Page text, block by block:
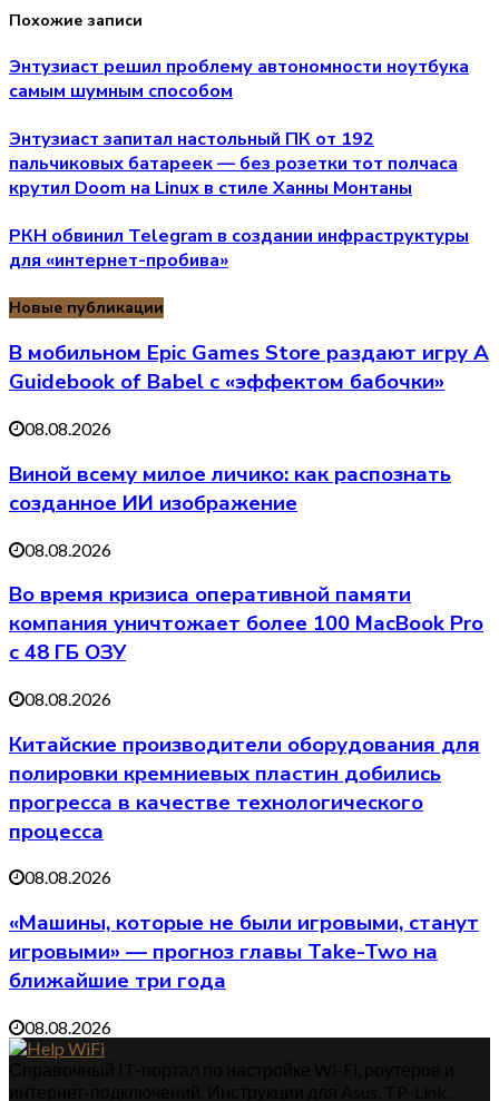
Похожие записи
Энтузиаст решил проблему автономности ноутбука
самым шумным способом
Энтузиаст запитал настольный ПК от 192
пальчиковых батареек — без розетки тот полчаса
крутил Doom на Linux в стиле Ханны Монтаны
РКН обвинил Telegram в создании инфраструктуры
для «интернет-пробива»
Новые публикации
В мобильном Epic Games Store раздают игру A
Guidebook of Babel с «эффектом бабочки»
08.08.2026
Виной всему милое личико: как распознать
созданное ИИ изображение
08.08.2026
Во время кризиса оперативной памяти
компания уничтожает более 100 MacBook Pro
с 48 ГБ ОЗУ
08.08.2026
Китайские производители оборудования для
полировки кремниевых пластин добились
прогресса в качестве технологического
процесса
08.08.2026
«Машины, которые не были игровыми, станут
игровыми» — прогноз главы Take-Two на
ближайшие три года
08.08.2026